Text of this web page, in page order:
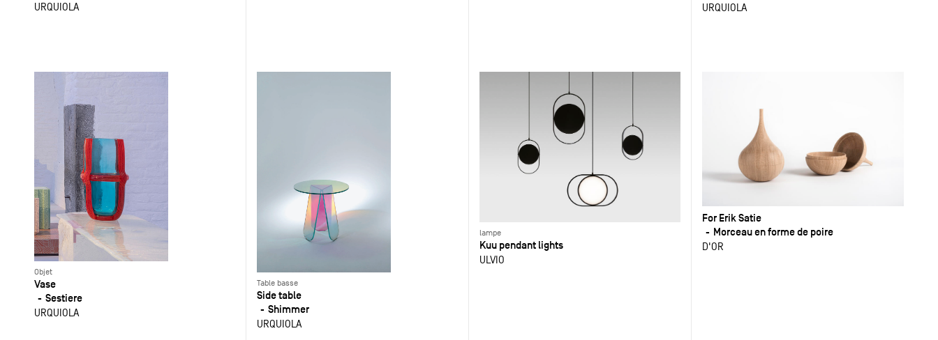
URQUIOLA URQUIOLA
Objet
Vase
Sestiere
URQUIOLA
Table basse
Side table
Shimmer
URQUIOLA
lampe
Kuu pendant lights
ULVIO
For Erik Satie
Morceau en forme de poire
D'OR